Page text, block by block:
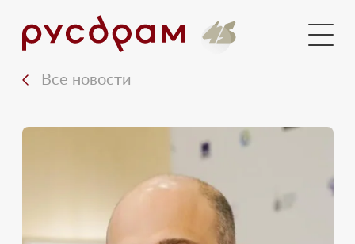
Документы
Вход
Все новости